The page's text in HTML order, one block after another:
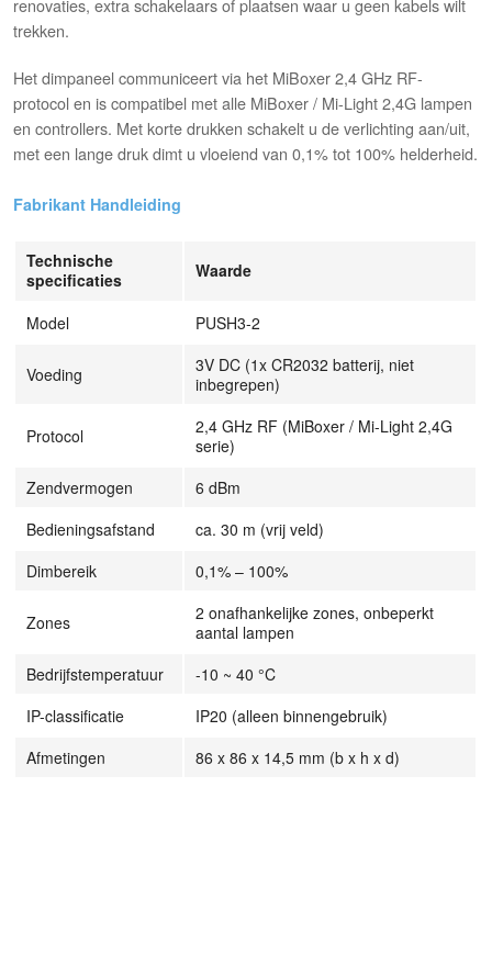
renovaties, extra schakelaars of plaatsen waar u geen kabels wilt
trekken.
Het dimpaneel communiceert via het MiBoxer 2,4 GHz RF-
protocol en is compatibel met alle MiBoxer / Mi-Light 2,4G lampen
en controllers. Met korte drukken schakelt u de verlichting aan/uit,
met een lange druk dimt u vloeiend van 0,1% tot 100% helderheid.
Fabrikant Handleiding
Technische
specificaties
Waarde
Model PUSH3-2
Voeding
3V DC (1x CR2032 batterij, niet
inbegrepen)
Protocol
2,4 GHz RF (MiBoxer / Mi-Light 2,4G
serie)
Zendvermogen
6 dBm
Bedieningsafstand
ca. 30 m (vrij veld)
Dimbereik
0,1% – 100%
Zones
2 onafhankelijke zones, onbeperkt
aantal lampen
Bedrijfstemperatuur
-10 ~ 40 °C
IP-classificatie
IP20 (alleen binnengebruik)
Afmetingen
86 x 86 x 14,5 mm (b x h x d)